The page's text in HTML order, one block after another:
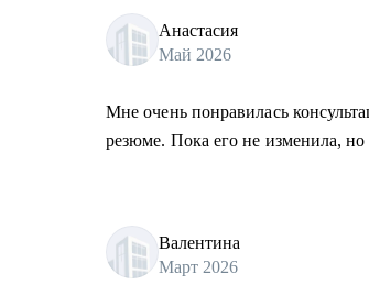
стороне клиента
• Директорам по маркетингу, кто
Анастасия
Май 2026
Мне очень понравилась
резюме. Пока его не изменила,
Валентина
Март 2026